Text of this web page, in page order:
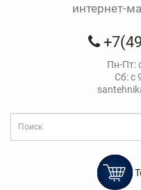
интернет-
Пн-Пт:
Сб: с